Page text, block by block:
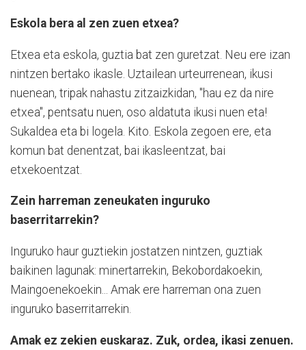
Eskola bera al zen zuen etxea?
Etxea eta eskola, guztia bat zen guretzat. Neu ere izan
nintzen bertako ikasle. Uztailean urteurrenean, ikusi
nuenean, tripak nahastu zitzaizkidan, "hau ez da nire
etxea", pentsatu nuen, oso aldatuta ikusi nuen eta!
Sukaldea eta bi logela. Kito. Eskola zegoen ere, eta
komun bat denentzat, bai ikasleentzat, bai
etxekoentzat.
Zein harreman zeneukaten inguruko
baserritarrekin?
Inguruko haur guztiekin jostatzen nintzen, guztiak
baikinen lagunak: minertarrekin, Bekobordakoekin,
Maingoenekoekin... Amak ere harreman ona zuen
inguruko baserritarrekin.
Amak ez zekien euskaraz. Zuk, ordea, ikasi zenuen.